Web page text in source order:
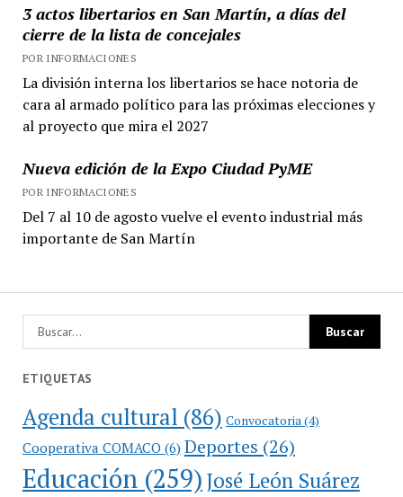
3 actos libertarios en San Martín, a días del
cierre de la lista de concejales
POR INFORMACIONES
La división interna los libertarios se hace notoria de
cara al armado político para las próximas elecciones y
al proyecto que mira el 2027
Nueva edición de la Expo Ciudad PyME
POR INFORMACIONES
Del 7 al 10 de agosto vuelve el evento industrial más
importante de San Martín
ETIQUETAS
Agenda cultural (86) Convocatoria (4)
Cooperativa COMACO(6) Deportes (26)
Educación(259)José León Suárez